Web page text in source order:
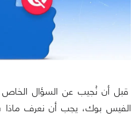
قبل أن نُجيب عن السؤال الخاص
الفيس بوك، يجب أن نعرف